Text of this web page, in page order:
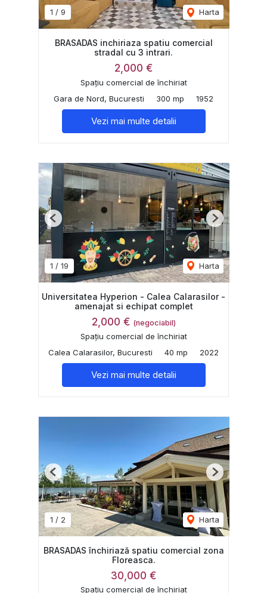
1 / 9 Harta
BRASADAS inchiriaza spatiu comercial
stradal cu 3 intrari.
2,000 €
Spațiu comercial de închiriat
Gara de Nord, Bucuresti
300 mp 1952
Vezi mai multe detalii
1 / 19 Harta
Previous Next
Universitatea Hyperion - Calea Calarasilor -
amenajat si echipat complet
2,000 € (negociabil)
Spațiu comercial de închiriat
Calea Calarasilor, Bucuresti
40 mp 2022
Vezi mai multe detalii
1 / 2 Harta
Previous Next
BRASADAS închiriază spatiu comercial zona
Floreasca.
30,000 €
Spațiu comercial de închiriat